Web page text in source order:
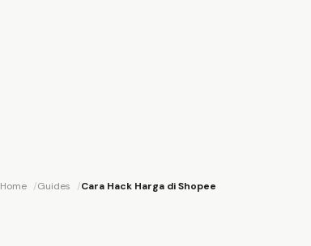
Home Guides Cara Hack Harga di Shopee